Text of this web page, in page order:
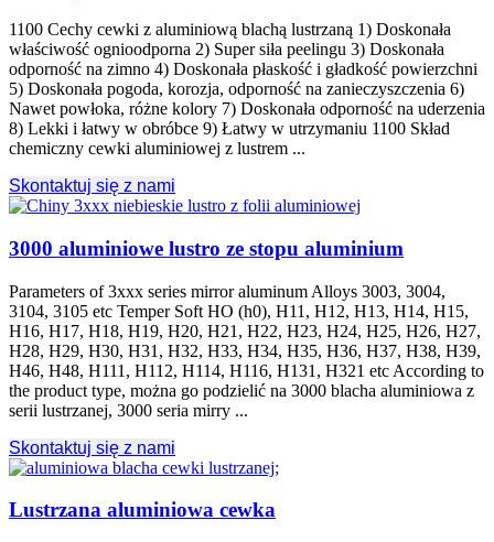
1100 Cechy cewki z aluminiową blachą lustrzaną 1) Doskonała
właściwość ognioodporna 2) Super siła peelingu 3) Doskonała
odporność na zimno 4) Doskonała płaskość i gładkość powierzchni
5) Doskonała pogoda, korozja, odporność na zanieczyszczenia 6)
Nawet powłoka, różne kolory 7) Doskonała odporność na uderzenia
8) Lekki i łatwy w obróbce 9) Łatwy w utrzymaniu 1100 Skład
chemiczny cewki aluminiowej z lustrem ...
Skontaktuj się z nami
3000 aluminiowe lustro ze stopu aluminium
Parameters of 3xxx series mirror aluminum Alloys 3003, 3004,
3104, 3105 etc Temper Soft HO (h0), H11, H12, H13, H14, H15,
H16, H17, H18, H19, H20, H21, H22, H23, H24, H25, H26, H27,
H28, H29, H30, H31, H32, H33, H34, H35, H36, H37, H38, H39,
H46, H48, H111, H112, H114, H116, H131, H321 etc According to
the product type, można go podzielić na 3000 blacha aluminiowa z
serii lustrzanej, 3000 seria mirry ...
Skontaktuj się z nami
Lustrzana aluminiowa cewka